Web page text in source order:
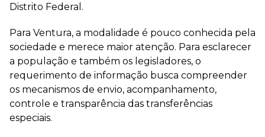
Distrito Federal.
Para Ventura, a modalidade é pouco conhecida pela
sociedade e merece maior atenção. Para esclarecer
a população e também os legisladores, o
requerimento de informação busca compreender
os mecanismos de envio, acompanhamento,
controle e transparência das transferências
especiais.